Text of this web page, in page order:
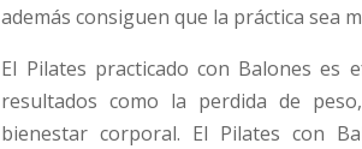
además consiguen que la práctica sea
El Pilates practicado con Balones es
resultados como la perdida de
bienestar corporal. El Pilates con